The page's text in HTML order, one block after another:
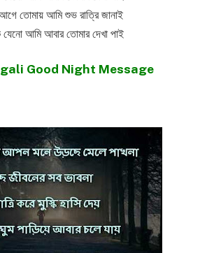
আগে তোমায় আমি শুভ রাত্রি জানাই
যেনো আমি আবার তোমার দেখা পাই
Good Night Message